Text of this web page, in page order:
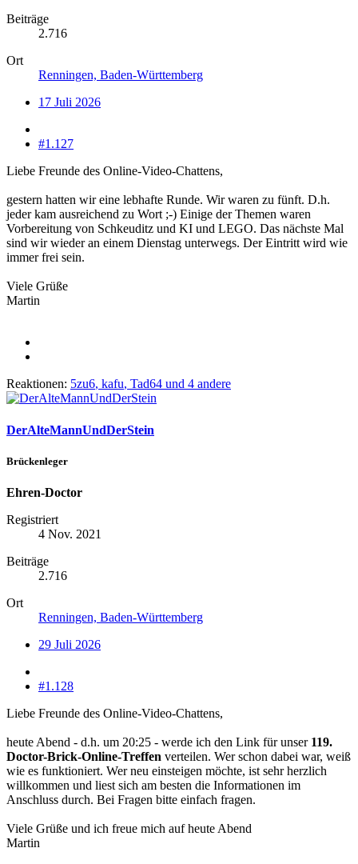
Beiträge
2.716
Ort
Renningen, Baden-Württemberg
17 Juli 2026
#1.127
Liebe Freunde des Online-Video-Chattens,
gestern hatten wir eine lebhafte Runde. Wir waren zu fünft. D.h.
jeder kam ausreichend zu Wort ;-) Einige der Themen waren
Vorbereitung von Schkeuditz und KI und LEGO. Das nächste Mal
sind wir wieder an einem Dienstag unterwegs. Der Eintritt wird wie
immer frei sein.
Viele Grüße
Martin
Reaktionen: 5zu6, kafu, Tad64 und 4 andere
DerAlteMannUndDerStein
Brückenleger
Ehren-Doctor
Registriert
4 Nov. 2021
Beiträge
2.716
Ort
Renningen, Baden-Württemberg
29 Juli 2026
#1.128
Liebe Freunde des Online-Video-Chattens,
heute Abend - d.h. um 20:25 - werde ich den Link für unser 119.
Doctor-Brick-Online-Treffen verteilen. Wer schon dabei war, weiß
wie es funktioniert. Wer neu einsteigen möchte, ist sehr herzlich
willkommen und liest sich am besten die Informationen im
Anschluss durch. Bei Fragen bitte einfach fragen.
Viele Grüße und ich freue mich auf heute Abend
Martin